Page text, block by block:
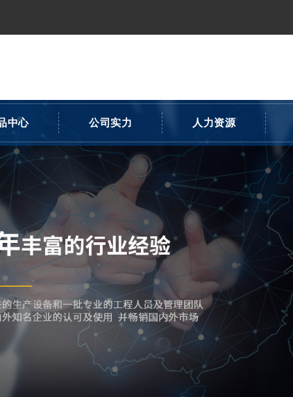
中心 公司实力 人力资源